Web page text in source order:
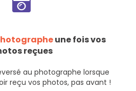
une fois vos
reçues
au photographe lorsque
reçu vos photos, pas avant !